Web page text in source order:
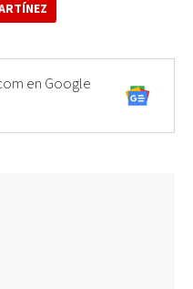
en Google